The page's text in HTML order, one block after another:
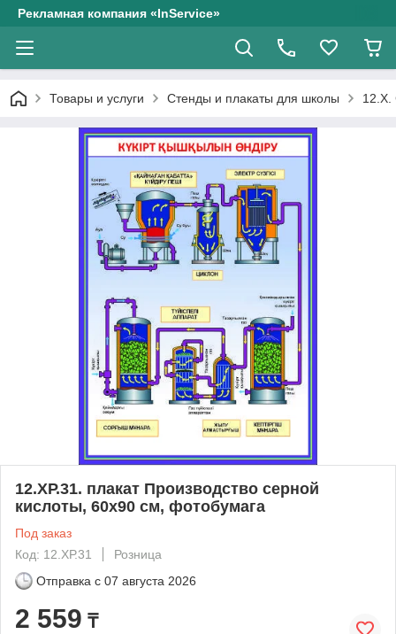
Рекламная компания «InService»
Товары и услуги Стенды и плакаты для школы 12.Х.
12.ХР.31. плакат Производство серной
кислоты, 60х90 см, фотобумага
Под заказ
Код: 12.ХР.31
Розница
Отправка с 07 августа 2026
2 559 ₸